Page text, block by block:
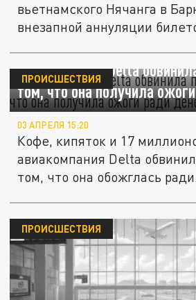
вьетнамского Нячанга в
внезапной аннуляции
Авиакомпания Delta
том, что она получила
ПРОИСШЕСТВИЯ
03 АПРЕЛЯ 15:20
Кофе, кипяток и 17
авиакомпания Delta
том, что она обожглась
ПРОИСШЕСТВИЯ